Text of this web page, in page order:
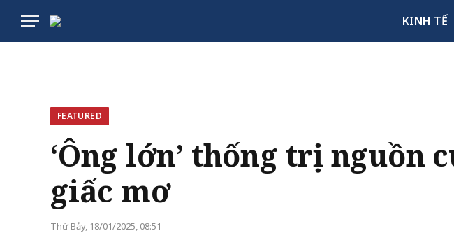
KINH TẾ
FEATURED
‘Ông lớn’ thống trị nguồn
giấc mơ
Thứ Bảy, 18/01/2025, 08:51